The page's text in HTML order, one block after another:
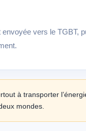
envoyée vers le
à transporter
mondes.